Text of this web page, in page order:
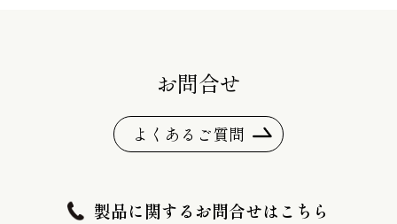
お問合せ
よくあるご質問
製品に関するお問合せはこちら